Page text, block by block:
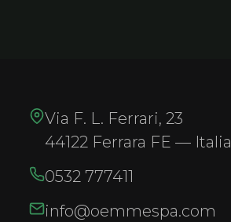
Via F. L. Ferrari, 23
44122 Ferrara FE — Italia
0532 777411
info@oemmespa.com